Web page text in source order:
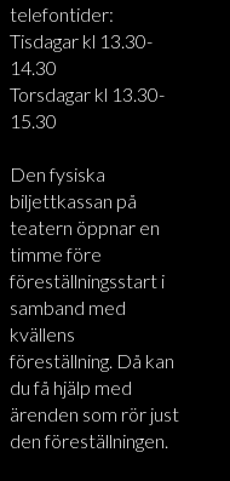
telefontider:
Tisdagar kl 13.30-
14.30
Torsdagar kl 13.30-
15.30
Den fysiska
biljettkassan på
teatern öppnar en
timme före
föreställningsstart i
samband med
kvällens
föreställning. Då kan
du få hjälp med
ärenden som rör just
den föreställningen.